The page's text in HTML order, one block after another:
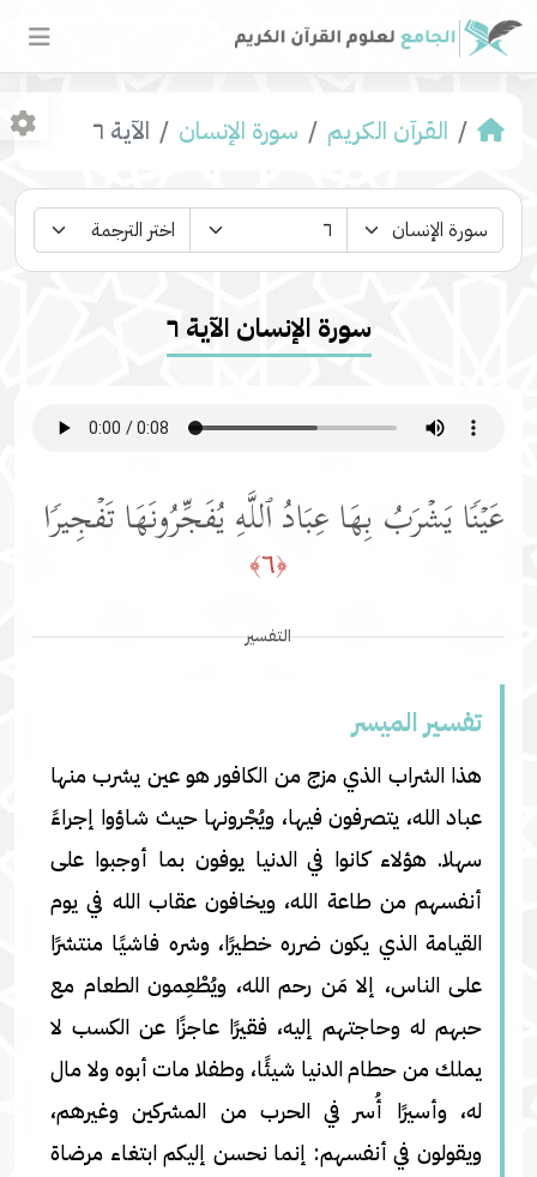
القرآن الكريم سورة الإنسان الآية ٦
سورة الإنسان الآية ٦
عَیۡنࣰا یَشۡرَبُ بِهَا عِبَادُ ٱللَّهِ یُفَجِّرُونَهَا تَفۡجِیرࣰا
﴿٦﴾
التفسير
تفسير المیسر
هذا الشراب الذي مزج من الكافور هو عين يشرب منها
عباد الله، يتصرفون فيها، ويُجْرونها حيث شاؤوا إجراءً
سهلا. هؤلاء كانوا في الدنيا يوفون بما أوجبوا على
أنفسهم من طاعة الله، ويخافون عقاب الله في يوم
القيامة الذي يكون ضرره خطيرًا، وشره فاشيًا منتشرًا
على الناس، إلا مَن رحم الله، ويُطْعِمون الطعام مع
حبهم له وحاجتهم إليه، فقيرًا عاجزًا عن الكسب لا
يملك من حطام الدنيا شيئًا، وطفلا مات أبوه ولا مال
له، وأسيرًا أُسر في الحرب من المشركين وغيرهم،
ويقولون في أنفسهم: إنما نحسن إليكم ابتغاء مرضاة